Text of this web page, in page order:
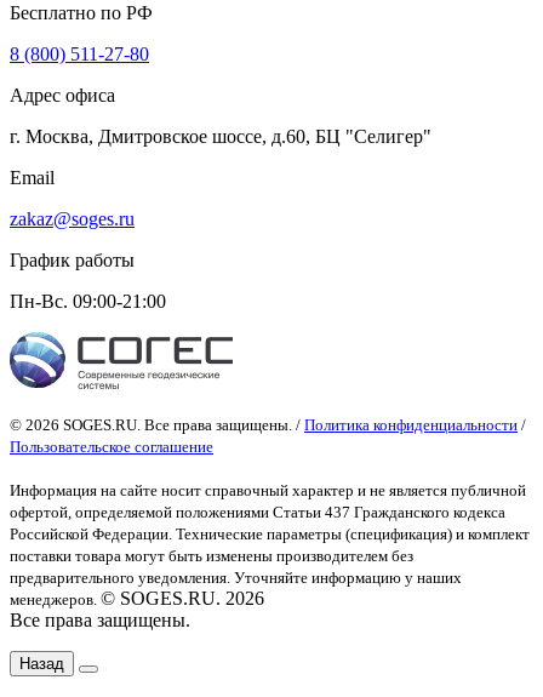
Бесплатно по РФ
8 (800) 511-27-80
Адрес офиса
г. Москва, Дмитровское шоссе, д.60, БЦ "Селигер"
Email
zakaz@soges.ru
График работы
Пн-Вс. 09:00-21:00
© 2026 SOGES.RU. Все права защищены. / Политика конфиденциальности /
Пользовательское соглашение
Информация на сайте носит справочный характер и не является публичной
офертой, определяемой положениями Статьи 437 Гражданского кодекса
Российской Федерации. Технические параметры (спецификация) и комплект
поставки товара могут быть изменены производителем без
предварительного уведомления. Уточняйте информацию у наших
менеджеров. © SOGES.RU. 2026
Все права защищены.
Назад